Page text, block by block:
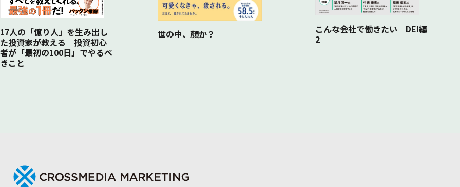
17人の「億り人」を生み出し
た投資家が教える 投資初心
者が「最初の100日」でやるべ
きこと
世の中、顔か？
こんな会社で働きたい DEI編
2